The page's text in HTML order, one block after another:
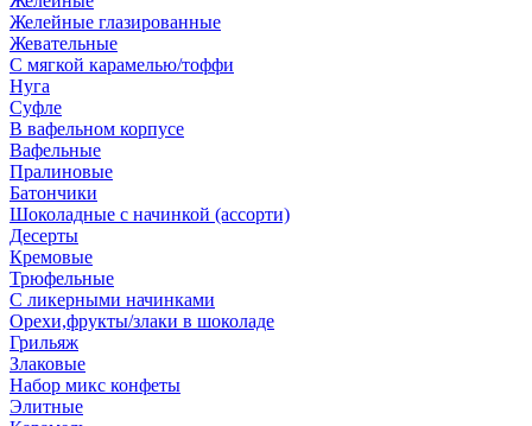
Желейные глазированные
Жевательные
С мягкой карамелью/тоффи
Нуга
Суфле
В вафельном корпусе
Вафельные
Пралиновые
Батончики
Шоколадные с начинкой (ассорти)
Десерты
Кремовые
Трюфельные
С ликерными начинками
Орехи,фрукты/злаки в шоколаде
Грильяж
Злаковые
Набор микс конфеты
Элитные